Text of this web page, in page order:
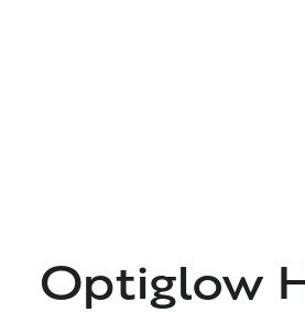
Optiglow